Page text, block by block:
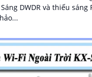
DWDR và thiếu sáng